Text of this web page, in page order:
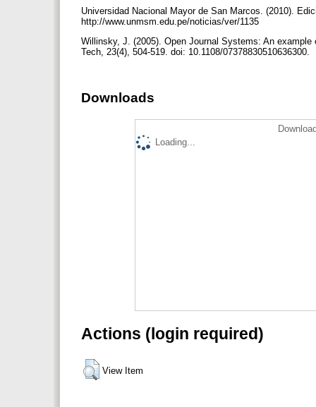
Universidad Nacional Mayor de San Marcos. (2010).
http://www.unmsm.edu.pe/noticias/ver/1135
Willinsky, J. (2005). Open Journal Systems: An
Tech, 23(4), 504-519. doi: 10.1108/07378830510636300.
Downloads
Loading...
Actions (login required)
View Item